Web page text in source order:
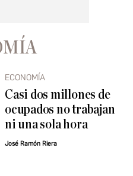
ECONOMÍA
Casi dos millones de
ocupados no trabajan
ni una sola hora
José Ramón Riera